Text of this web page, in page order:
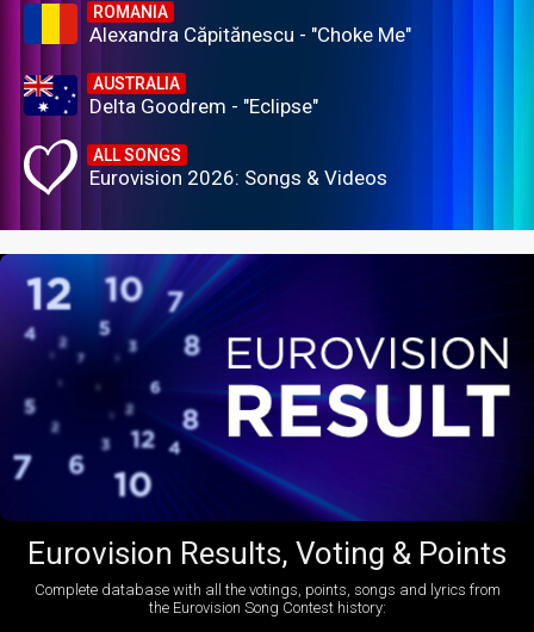
ROMANIA
Alexandra Căpitănescu - "Choke Me"
AUSTRALIA
Delta Goodrem - "Eclipse"
ALL SONGS
Eurovision 2026: Songs & Videos
Eurovision Results, Voting & Points
Complete database with all the votings, points, songs and lyrics from
the Eurovision Song Contest history: